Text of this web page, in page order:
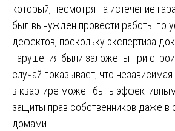
который, несмотря на истечение
был вынужден провести работы по
дефектов, поскольку экспертиза
нарушения были заложены при
случай показывает, что
в квартире может быть
защиты прав собственников даже в
домами.